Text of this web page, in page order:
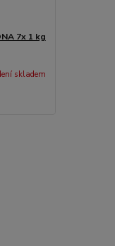
7x 1 kg
skladem